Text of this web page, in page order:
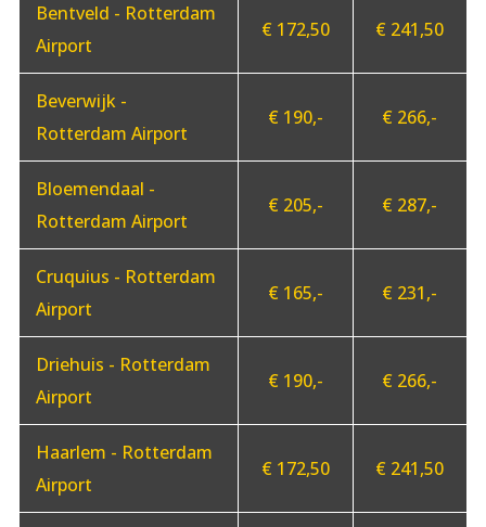
Bentveld - Rotterdam
Airport
€ 172,50 € 241,50
Beverwijk -
Rotterdam Airport
€ 190,- € 266,-
Bloemendaal -
Rotterdam Airport
€ 205,- € 287,-
Cruquius - Rotterdam
Airport
€ 165,- € 231,-
Driehuis - Rotterdam
Airport
€ 190,- € 266,-
Haarlem - Rotterdam
Airport
€ 172,50 € 241,50